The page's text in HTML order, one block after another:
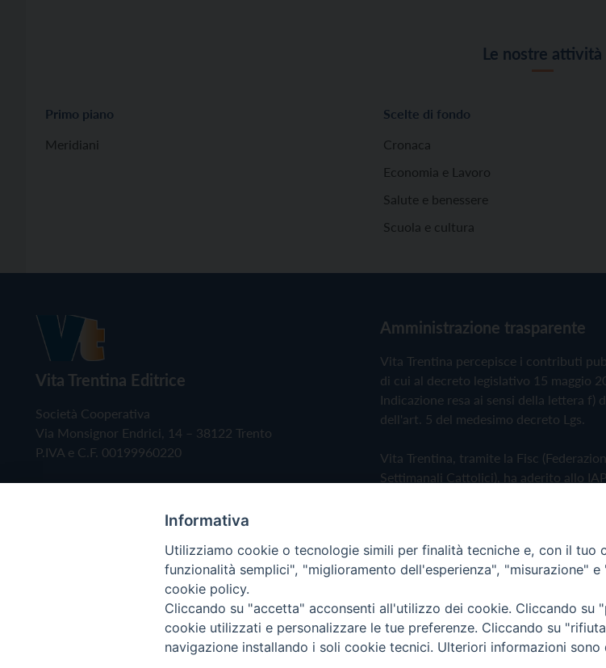
Le nostre attività
Primo piano
Meridiani
Scelte di fondo
Cronaca
Economia e Lavoro
Salute e benessere
Scuola e cultura
Vita Trentina Editrice
Società Cooperativa
Via Monsignor Endrici, 14 – 38122 Trento
P.IVA e C.F. 00199960220
Amministrazione trasparente
Vita Trentina percepisce i contributi
di cui al decreto legislativo 15 maggio
Indicazione resa ai sensi della lettera f)
dell'art. 5 del medesimo decreto Lgs.
Vita Trentina, tramite la Fisc
Settimanali Cattolici), ha aderito allo
Privacy Policy Cookie Policy
Copyright © 2019 - Tutti i diritti riservati - Vita Trentina Editrice
Informativa
Utilizziamo cookie o tecnologie simili per finalità tecniche e, con il tuo
funzionalità semplici", "miglioramento dell'esperienza", "misurazione"
cookie policy.
Cliccando su "accetta" acconsenti all'utilizzo dei cookie. Cliccando su
cookie utilizzati e personalizzare le tue preferenze. Cliccando su
navigazione installando i soli cookie tecnici. Ulteriori informazioni sono